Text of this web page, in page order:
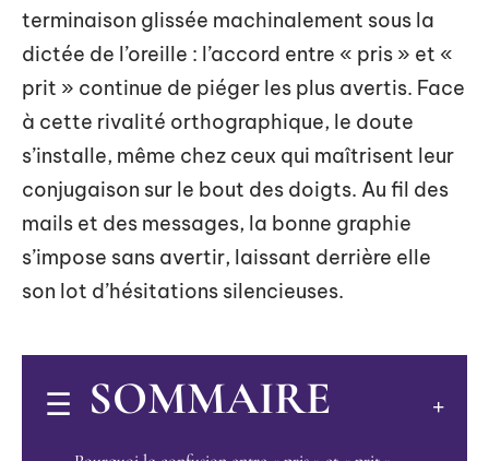
terminaison glissée machinalement sous la
dictée de l’oreille : l’accord entre « pris » et «
prit » continue de piéger les plus avertis. Face
à cette rivalité orthographique, le doute
s’installe, même chez ceux qui maîtrisent leur
conjugaison sur le bout des doigts. Au fil des
mails et des messages, la bonne graphie
s’impose sans avertir, laissant derrière elle
son lot d’hésitations silencieuses.
SOMMAIRE